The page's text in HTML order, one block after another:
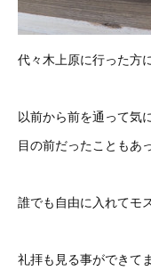
代々木上原に行った方
以前から前を通って気
目の前だったこともあ
誰でも自由に入れてモ
礼拝も見る事ができて